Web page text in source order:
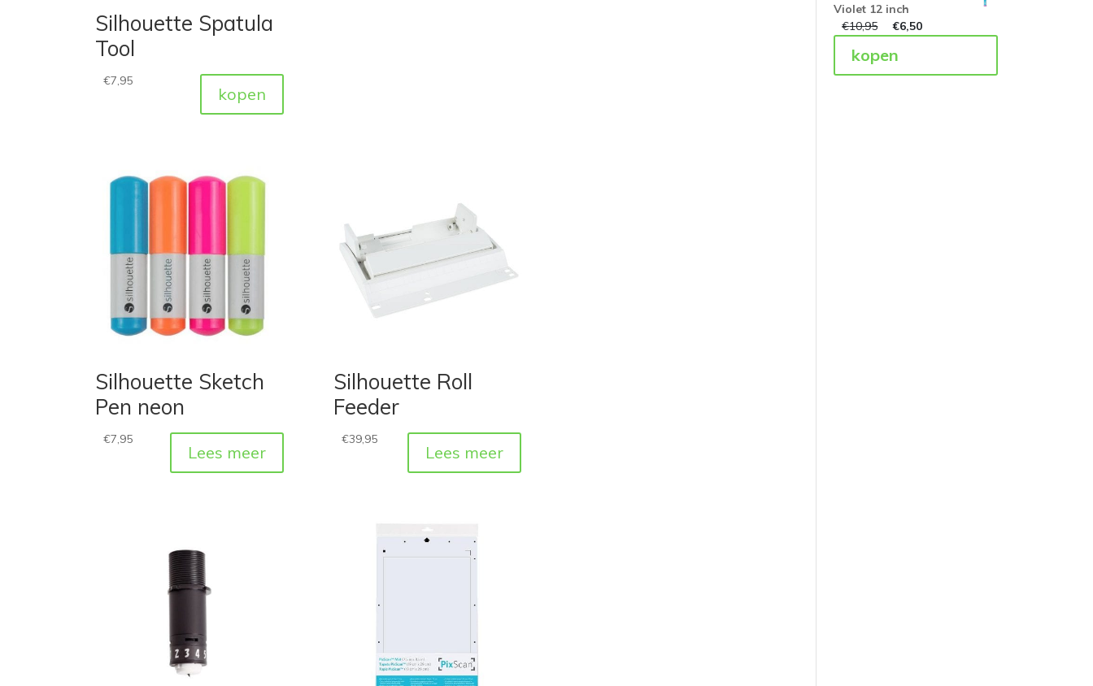
Silhouette Spatula
Tool
€7,95
kopen
Silhouette Sketch
Pen neon
€7,95
Lees meer
Silhouette Roll
Feeder
€39,95
Lees meer
Violet 12 inch
€10,95 €6,50
kopen